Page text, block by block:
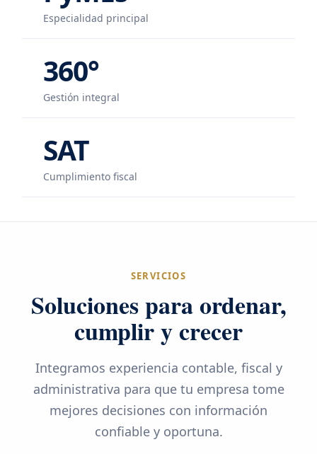
Especialidad principal
360°
Gestión integral
SAT
Cumplimiento fiscal
SERVICIOS
Soluciones para ordenar,
cumplir y crecer
Integramos experiencia contable, fiscal y
administrativa para que tu empresa tome
mejores decisiones con información
confiable y oportuna.